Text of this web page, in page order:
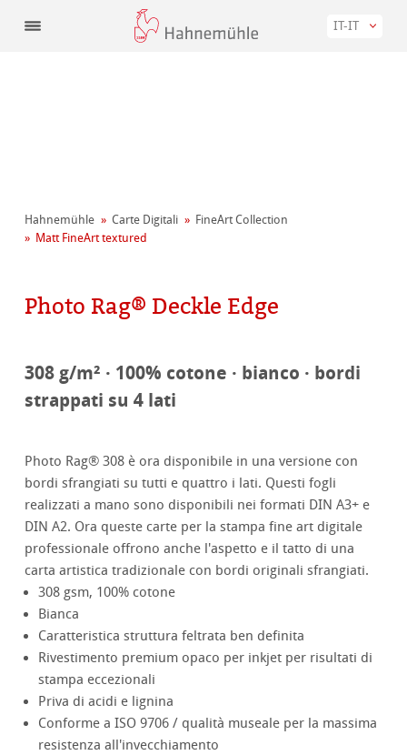
IT-IT
Hahnemühle Carte Digitali
FineArt Collection
Matt FineArt textured
Photo Rag® Deckle Edge
308 g/m² · 100% cotone · bianco · bordi
strappati su 4 lati
Photo Rag® 308 è ora disponibile in una versione con
bordi sfrangiati su tutti e quattro i lati. Questi fogli
realizzati a mano sono disponibili nei formati DIN A3+ e
DIN A2. Ora queste carte per la stampa fine art digitale
professionale offrono anche l'aspetto e il tatto di una
carta artistica tradizionale con bordi originali sfrangiati.
308 gsm, 100% cotone
Bianca
Caratteristica struttura feltrata ben definita
Rivestimento premium opaco per inkjet per risultati di
stampa eccezionali
Priva di acidi e lignina
Conforme a ISO 9706 / qualità museale per la massima
resistenza all'invecchiamento